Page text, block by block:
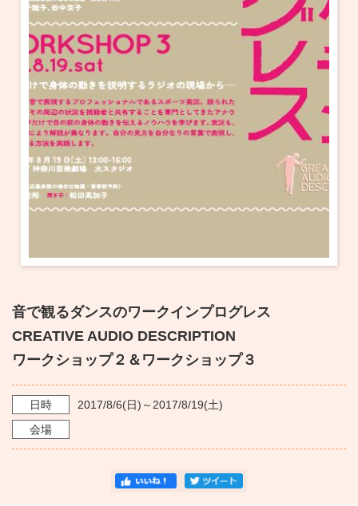
・ レストラン/カフェ
音で観るダンスのワークインプログレス
CREATIVE AUDIO DESCRIPTION
ワークショップ２＆ワークショップ３
日時 2017/8/6(日)～ 2017/8/19(土)
会場